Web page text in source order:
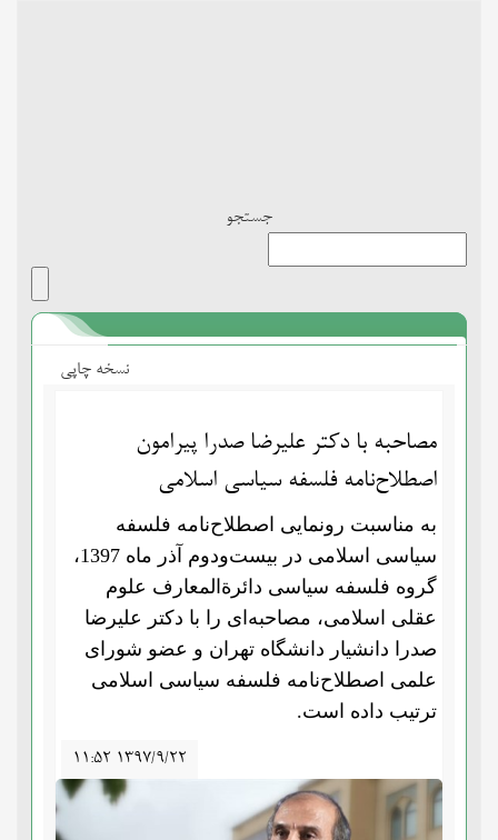
جستجو
نسخه چاپی
مصاحبه با دکتر علیرضا صدرا پیرامون
اصطلاح‌نامه فلسفه سیاسی اسلامی
به مناسبت رونمایی اصطلاح‌نامه فلسفه
سیاسی اسلامی در بیست‌ودوم آذر ماه 1397،
گروه فلسفه سیاسی دائرةالمعارف علوم
عقلی اسلامی، مصاحبه‌ای را با دکتر علیرضا
صدرا دانشیار دانشگاه تهران و عضو شورای
علمی اصطلاح‌نامه فلسفه سیاسی اسلامی
ترتیب داده است.
۱۱:۵۲ ۱۳۹۷/۹/۲۲